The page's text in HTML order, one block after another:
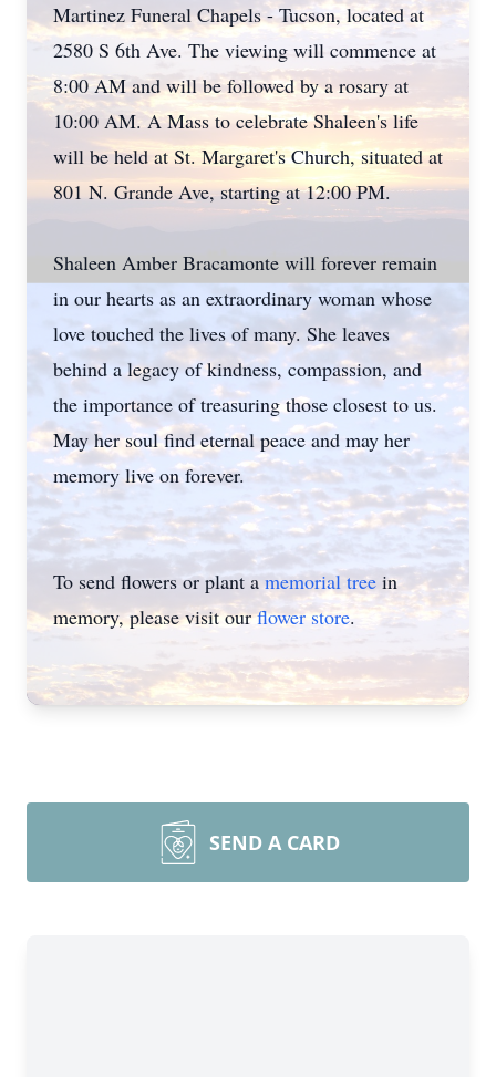
Martinez Funeral Chapels - Tucson, located at
2580 S 6th Ave. The viewing will commence at
8:00 AM and will be followed by a rosary at
10:00 AM. A Mass to celebrate Shaleen's life
will be held at St. Margaret's Church, situated at
801 N. Grande Ave, starting at 12:00 PM.
Shaleen Amber Bracamonte will forever remain
in our hearts as an extraordinary woman whose
love touched the lives of many. She leaves
behind a legacy of kindness, compassion, and
the importance of treasuring those closest to us.
May her soul find eternal peace and may her
memory live on forever.
To send flowers or plant amemorial tree in
memory, please visit ourflower store.
SEND A CARD